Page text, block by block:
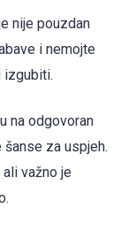
nije pouzdan
i nemojte
izgubiti.
na odgovoran
za uspjeh.
važno je